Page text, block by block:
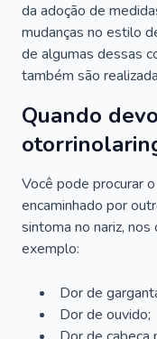
da adoção de
mudanças no estilo
de algumas dessas
também são
Quando
Você pode procurar
encaminhado por
sintoma no nariz,
exemplo:
Dor de
Dor de ouvido;